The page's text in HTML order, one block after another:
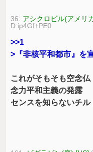
36: アシクロビル(アメリ
D:ip4Gf+PE0
>>1
>『非核平和都市』を
これがそもそも空念仏
念力平和主義の発露
センスを知らないチル